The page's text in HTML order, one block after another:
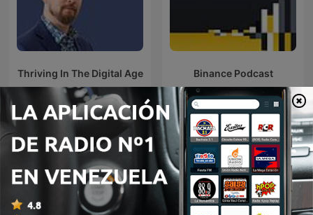
Thriving In The Digital Age Binance Podcast